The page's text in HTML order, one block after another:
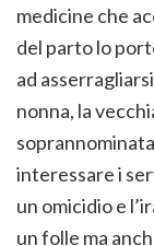
medicine che
del parto lo
ad
nonna, la
interessare i
un omicidio e
un folle ma